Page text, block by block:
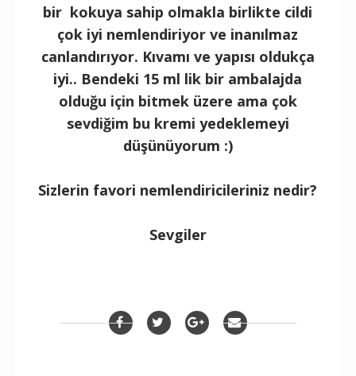
bir kokuya sahip olmakla birlikte cildi
çok iyi nemlendiriyor ve inanılmaz
canlandırıyor. Kıvamı ve yapısı oldukça
iyi.. Bendeki 15 ml lik bir ambalajda
olduğu için bitmek üzere ama çok
sevdiğim bu kremi yedeklemeyi
düşünüyorum :)
Sizlerin favori nemlendiricileriniz nedir?
Sevgiler